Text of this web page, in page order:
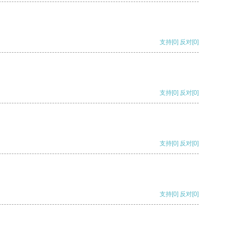
支持[0] 反对[0]
支持[0] 反对[0]
支持[0] 反对[0]
支持[0] 反对[0]